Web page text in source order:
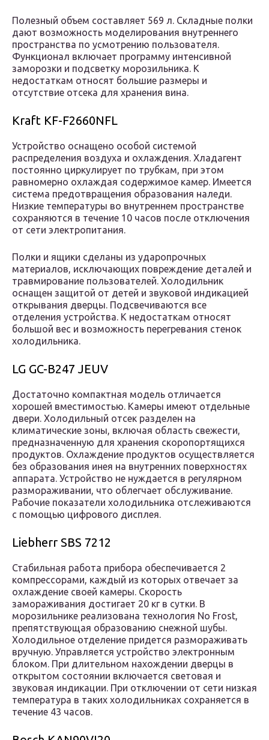
Полезный объем составляет 569 л. Складные полки
дают возможность моделирования внутреннего
пространства по усмотрению пользователя.
Функционал включает программу интенсивной
заморозки и подсветку морозильника. К
недостаткам относят большие размеры и
отсутствие отсека для хранения вина.
Kraft KF-F2660NFL
Устройство оснащено особой системой
распределения воздуха и охлаждения. Хладагент
постоянно циркулирует по трубкам, при этом
равномерно охлаждая содержимое камер. Имеется
система предотвращения образования наледи.
Низкие температуры во внутреннем пространстве
сохраняются в течение 10 часов после отключения
от сети электропитания.
Полки и ящики сделаны из ударопрочных
материалов, исключающих повреждение деталей и
травмирование пользователей. Холодильник
оснащен защитой от детей и звуковой индикацией
открывания дверцы. Подсвечиваются все
отделения устройства. К недостаткам относят
большой вес и возможность перегревания стенок
холодильника.
LG GC-B247 JEUV
Достаточно компактная модель отличается
хорошей вместимостью. Камеры имеют отдельные
двери. Холодильный отсек разделен на
климатические зоны, включая область свежести,
предназначенную для хранения скоропортящихся
продуктов. Охлаждение продуктов осуществляется
без образования инея на внутренних поверхностях
аппарата. Устройство не нуждается в регулярном
размораживании, что облегчает обслуживание.
Рабочие показатели холодильника отслеживаются
с помощью цифрового дисплея.
Liebherr SBS 7212
Стабильная работа прибора обеспечивается 2
компрессорами, каждый из которых отвечает за
охлаждение своей камеры. Скорость
замораживания достигает 20 кг в сутки. В
морозильнике реализована технология No Frost,
препятствующая образованию снежной шубы.
Холодильное отделение придется размораживать
вручную. Управляется устройство электронным
блоком. При длительном нахождении дверцы в
открытом состоянии включается световая и
звуковая индикации. При отключении от сети низкая
температура в таких холодильниках сохраняется в
течение 43 часов.